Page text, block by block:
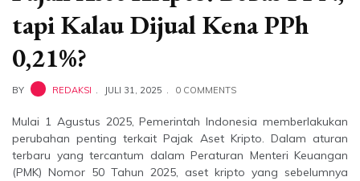
tapi Kalau Dijual Kena PPh
0,21%?
BY REDAKSI JULI 31, 2025 0 COMMENTS
Mulai 1 Agustus 2025, Pemerintah Indonesia memberlakukan
perubahan penting terkait Pajak Aset Kripto. Dalam aturan
terbaru yang tercantum dalam Peraturan Menteri Keuangan
(PMK) Nomor 50 Tahun 2025, aset kripto yang sebelumnya